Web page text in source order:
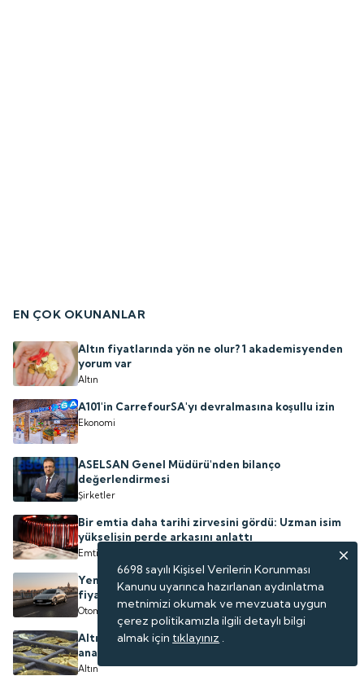
EN ÇOK OKUNANLAR
Altın fiyatlarında yön ne olur? 1 akademisyenden
yorum var
Altın
A101'in CarrefourSA'yı devralmasına koşullu izin
Ekonomi
ASELSAN Genel Müdürü'nden bilanço
değerlendirmesi
Şirketler
Bir emtia daha tarihi zirvesini gördü: Uzman isim
yükselişin perde arkasını anlattı
Emtia
Yeni Hyundai IONIQ 6 Türkiye'de satışta: İşte
fiyatı
Otomotiv
Altın fiyatları neden yükseldi? 5 Ağustos altın
analizi
Altın
6698 sayılı Kişisel Verilerin Korunması
Kanunu uyarınca hazırlanan aydınlatma
metnimizi okumak ve mevzuata uygun
çerez politikamızla ilgili detaylı bilgi
almak için tıklayınız .